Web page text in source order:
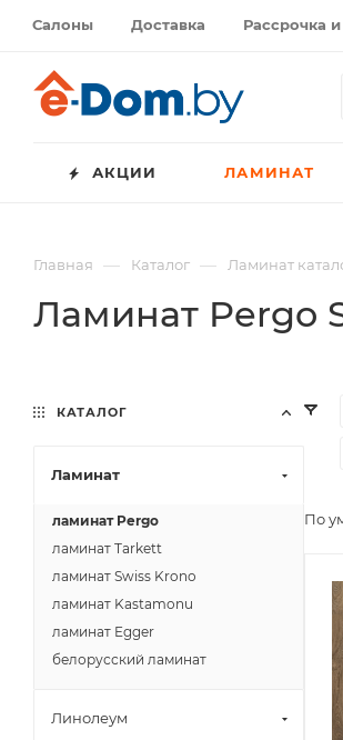
Салоны Доставка Рассрочка
АКЦИИ ЛАМИНАТ
Главная — Каталог — Ламинат
Ламинат Pergo
По
КАТАЛОГ
Ламинат
ламинат Pergo
ламинат Tarkett
ламинат Swiss Krono
ламинат Kastamonu
ламинат Egger
белорусский ламинат
Линолеум